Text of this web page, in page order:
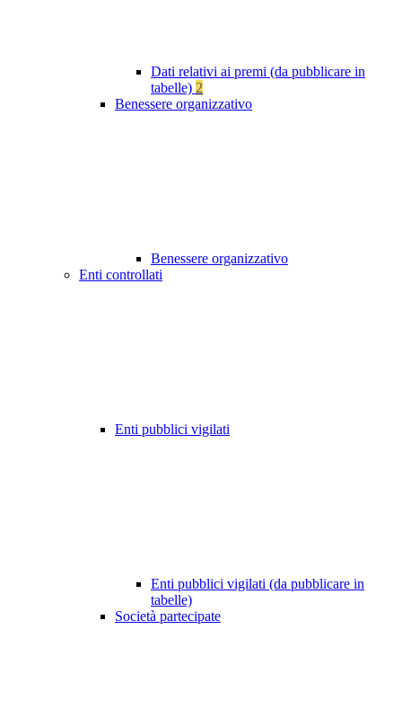
Dati relativi ai premi (da pubblicare in
tabelle) 2
Benessere organizzativo
Benessere organizzativo
Enti controllati
Enti pubblici vigilati
Enti pubblici vigilati (da pubblicare in
tabelle)
Società partecipate